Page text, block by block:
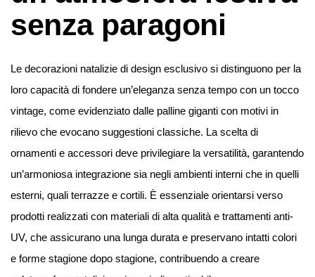
senza paragoni
Le decorazioni natalizie di design esclusivo si distinguono per la
loro capacità di fondere un’eleganza senza tempo con un tocco
vintage, come evidenziato dalle palline giganti con motivi in
rilievo che evocano suggestioni classiche. La scelta di
ornamenti e accessori deve privilegiare la versatilità, garantendo
un’armoniosa integrazione sia negli ambienti interni che in quelli
esterni, quali terrazze e cortili. È essenziale orientarsi verso
prodotti realizzati con materiali di alta qualità e trattamenti anti-
UV, che assicurano una lunga durata e preservano intatti colori
e forme stagione dopo stagione, contribuendo a creare